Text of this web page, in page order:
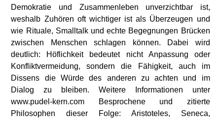
Demokratie und Zusammenleben unverzichtbar ist,
weshalb Zuhören oft wichtiger ist als Überzeugen und
wie Rituale, Smalltalk und echte Begegnungen Brücken
zwischen Menschen schlagen können. Dabei wird
deutlich: Höflichkeit bedeutet nicht Anpassung oder
Konfliktvermeidung, sondern die Fähigkeit, auch im
Dissens die Würde des anderen zu achten und im
Dialog zu bleiben. Weitere Informationen unter
www.pudel-kern.com Besprochene und zitierte
Philosophen dieser Folge: Aristoteles, Seneca,